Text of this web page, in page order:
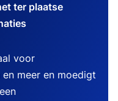
ter plaatse
voor
en meer en moedigt